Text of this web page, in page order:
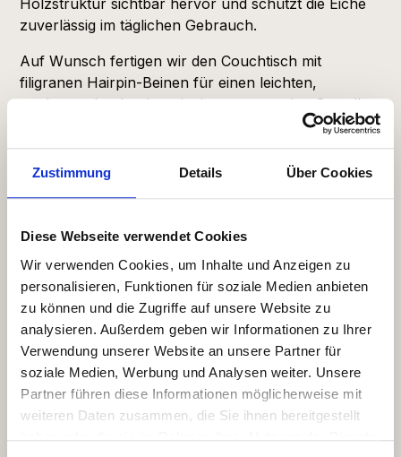
Zustimmung Details Über Cookies
Diese Webseite verwendet Cookies
Wir verwenden Cookies, um Inhalte und Anzeigen zu
personalisieren, Funktionen für soziale Medien anbieten
zu können und die Zugriffe auf unsere Website zu
analysieren. Außerdem geben wir Informationen zu Ihrer
Verwendung unserer Website an unsere Partner für
soziale Medien, Werbung und Analysen weiter. Unsere
Partner führen diese Informationen möglicherweise mit
weiteren Daten zusammen, die Sie ihnen bereitgestellt
zuverlässig im täglichen Gebrauch.
Auf Wunsch fertigen wir den Couchtisch mit
filigranen Hairpin-Beinen für einen leichten,
modernen Look oder mit einem passenden Gestell
nach deiner Vorstellung. Jeder Tisch ist ein
Einzelstück aus unserer Werkstatt in Hamburg, da
jede Baumscheibe anders gewachsen ist.
MaßeDurchmesser: 90 bis 105 cm Stärke: 12 cm
Preis: ab 850 EUR
Andere Ausführungen und Gestelle sind auf Anfrage
erhältlich. Sprich uns einfach an.